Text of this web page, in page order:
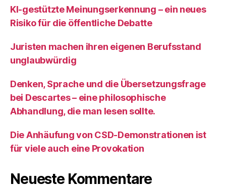
KI‑gestützte Meinungserkennung – ein neues
Risiko für die öffentliche Debatte
Juristen machen ihren eigenen Berufsstand
unglaubwürdig
Denken, Sprache und die Übersetzungsfrage
bei Descartes – eine philosophische
Abhandlung, die man lesen sollte.
Die Anhäufung von CSD-Demonstrationen ist
für viele auch eine Provokation
Neueste Kommentare